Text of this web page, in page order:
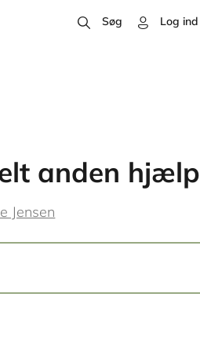
Søg Log ind
anden hjælp
Jensen